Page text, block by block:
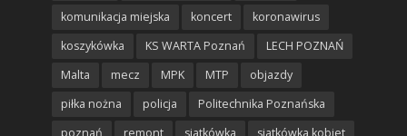
komunikacja miejska
koncert
koronawirus
koszykówka
KS WARTA Poznań
LECH POZNAŃ
Malta
mecz MPK MTP
objazdy
piłka nożna
policja
Politechnika Poznańska
poznań
remont siatkówka siatkówka kobiet